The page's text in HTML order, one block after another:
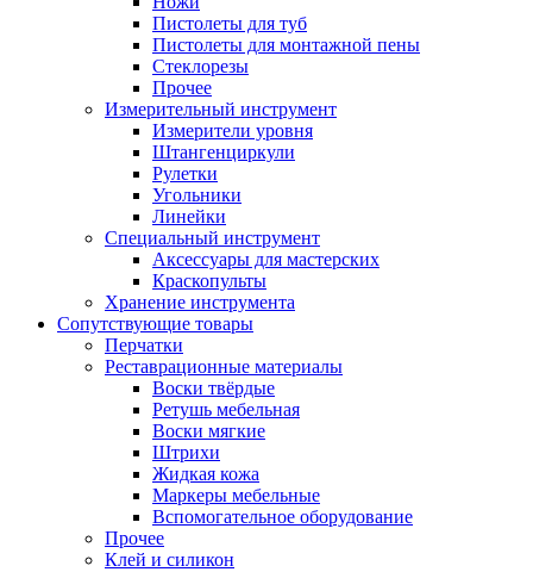
Пистолеты для туб
Пистолеты для монтажной пены
Стеклорезы
Прочее
Измерительный инструмент
Измерители уровня
Штангенциркули
Рулетки
Угольники
Линейки
Специальный инструмент
Аксессуары для мастерских
Краскопульты
Хранение инструмента
Сопутствующие товары
Перчатки
Реставрационные материалы
Воски твёрдые
Ретушь мебельная
Воски мягкие
Штрихи
Жидкая кожа
Маркеры мебельные
Вспомогательное оборудование
Прочее
Клей и силикон